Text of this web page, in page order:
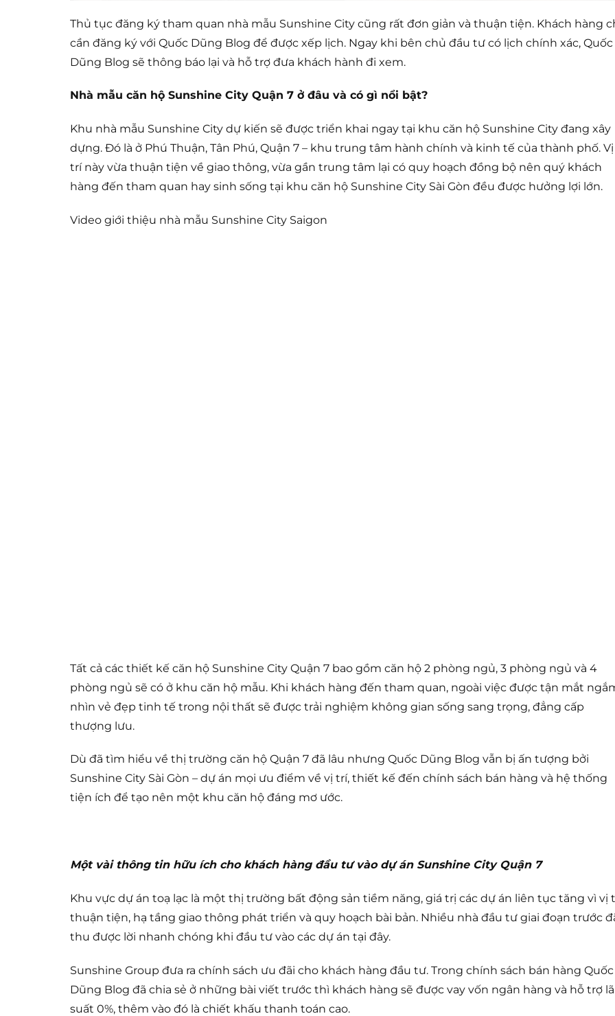
Thủ tục đăng ký tham quan nhà mẫu Sunshine City cũng rất đơn giản và thuận tiện. Khách hàng
cần đăng ký với Quốc Dũng Blog để được xếp lịch. Ngay khi bên chủ đầu tư có lịch chính xác, Quốc
Dũng Blog sẽ thông báo lại và hỗ trợ đưa khách hành đi xem.
Nhà mẫu căn hộ Sunshine City Quận 7 ở đâu và có gì nổi bật?
Khu nhà mẫu Sunshine City dự kiến sẽ được triển khai ngay tại khu căn hộ Sunshine City đang xây
dựng. Đó là ở Phú Thuận, Tân Phú, Quận 7 – khu trung tâm hành chính và kinh tế của thành phố. Vị
trí này vừa thuận tiện về giao thông, vừa gần trung tâm lại có quy hoạch đồng bộ nên quý khách
hàng đến tham quan hay sinh sống tại khu căn hộ Sunshine City Sài Gòn đều được hưởng lợi lớn.
Video giới thiệu nhà mẫu Sunshine City Saigon
Tất cả các thiết kế căn hộ Sunshine City Quận 7 bao gồm căn hộ 2 phòng ngủ, 3 phòng ngủ và 4
phòng ngủ sẽ có ở khu căn hộ mẫu. Khi khách hàng đến tham quan, ngoài việc được tận mắt
nhìn vẻ đẹp tinh tế trong nội thất sẽ được trải nghiệm không gian sống sang trọng, đẳng cấp
thượng lưu.
Dù đã tìm hiểu về thị trường căn hộ Quận 7 đã lâu nhưng Quốc Dũng Blog vẫn bị ấn tượng bởi
Sunshine City Sài Gòn – dự án mọi ưu điểm về vị trí, thiết kế đến chính sách bán hàng và hệ thống
tiện ích để tạo nên một khu căn hộ đáng mơ ước.
Một vài thông tin hữu ích cho khách hàng đầu tư vào dự án Sunshine City Quận 7
Khu vực dự án toạ lạc là một thị trường bất động sản tiềm năng, giá trị các dự án liên tục tăng vì vị
thuận tiện, hạ tầng giao thông phát triển và quy hoạch bài bản. Nhiều nhà đầu tư giai đoạn trước
thu được lời nhanh chóng khi đầu tư vào các dự án tại đây.
Sunshine Group đưa ra chính sách ưu đãi cho khách hàng đầu tư. Trong chính sách bán hàng Quốc
Dũng Blog đã chia sẻ ở những bài viết trước thì khách hàng sẽ được vay vốn ngân hàng và hỗ trợ
suất 0%, thêm vào đó là chiết khấu thanh toán cao.